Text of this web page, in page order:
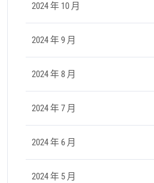
2024 年 10 月
2024 年 9 月
2024 年 8 月
2024 年 7 月
2024 年 6 月
2024 年 5 月